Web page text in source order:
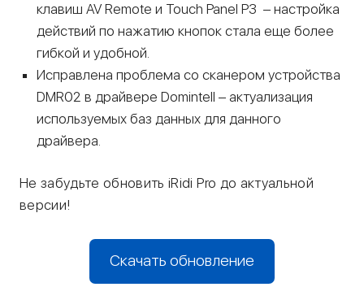
клавиш AV Remote и Touch Panel P3 – настройка
действий по нажатию кнопок стала еще более
гибкой и удобной.
Исправлена проблема со сканером устройства
DMR02 в драйвере Domintell – актуализация
используемых баз данных для данного
драйвера.
Не забудьте обновить iRidi Pro до актуальной
версии!
Скачать обновление